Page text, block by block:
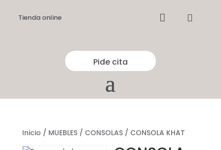
Tienda online  
Pide cita
Inicio / MUEBLES/ CONSOLAS/ CONSOLA KHAT